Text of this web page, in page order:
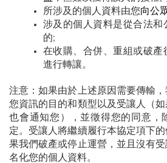
所涉及的個人資料由您向公
涉及的個人資料是從合法
的;
在收購、合併、重組或破
進行轉讓。
注意：如果由於上述原因需要傳輸
您資訊的目的和類型以及受讓人（
也會通知您），並徵得您的同意，
定。受讓人將繼續履行本協定項下
果我們破產或停止運營，並且沒有
名化您的個人資料。